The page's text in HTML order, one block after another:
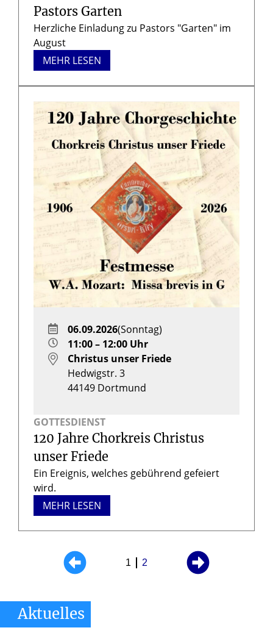
Pastors Garten
Herzliche Einladung zu Pastors "Garten" im
August
MEHR LESEN
GOTTESDIENST
120 Jahre Chorkreis Christus
unser Friede
Ein Ereignis, welches gebührend gefeiert
wird.
MEHR LESEN
06.09.2026(Sonntag)
11:00 – 12:00 Uhr
Christus unser Friede
Hedwigstr. 3
44149 Dortmund
1 2
Aktuelles